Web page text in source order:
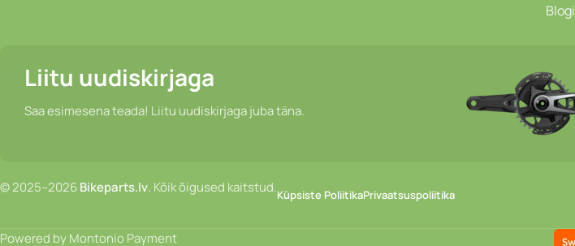
Blogi
Liitu uudiskirjaga
Saa esimesena teada! Liitu uudiskirjaga juba täna.
© 2025–2026Bikeparts.lv. Kõik õigused kaitstud.Küpsiste PoliitikaPrivaatsuspoliitika
Powered by Montonio Payment